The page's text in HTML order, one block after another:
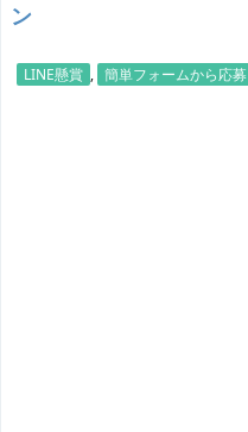
ン
LINE懸賞 , 簡単フォームから応募